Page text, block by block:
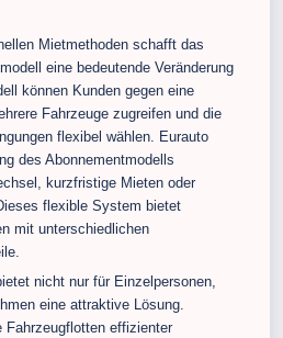
Mietmethoden schafft das
eine bedeutende Veränderung
können Kunden gegen eine
Fahrzeuge zugreifen und die
flexibel wählen. Eurauto
des Abonnementmodells
kurzfristige Mieten oder
flexible System bietet
mit unterschiedlichen
nicht nur für Einzelpersonen,
eine attraktive Lösung.
Fahrzeugflotten effizienter